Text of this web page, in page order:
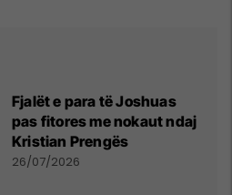
Fjalët e para të Joshuas
pas fitores me nokaut ndaj
Kristian Prengës
26/07/2026